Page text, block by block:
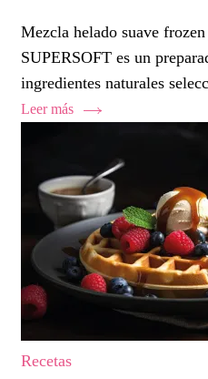
Mezcla helado suave
SUPERSOFT es un
ingredientes naturales
Leer más
Recetas